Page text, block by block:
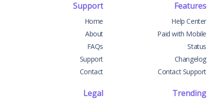
Features
Help Center
Paid with Mobile
Status
Changelog
Contact Support
Support
Home
About
FAQs
Support
Contact
Trending
Legal